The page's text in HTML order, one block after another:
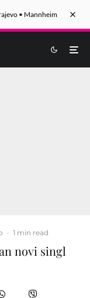
• Mannheim
· 1 min read
novi singl